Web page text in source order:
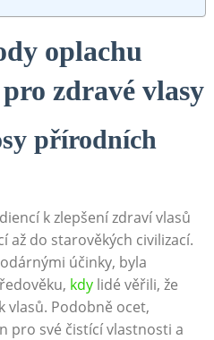
oplachu​
‌zdravé vlasy
přírodních
k zlepšení zdraví vlasů
do starověkých civilizací.
účinky, byla‍
kdy⁣lidé věřili, že⁣
vlasů. Podobně ocet,‌
pro své ‌čistící vlastnosti ‍a